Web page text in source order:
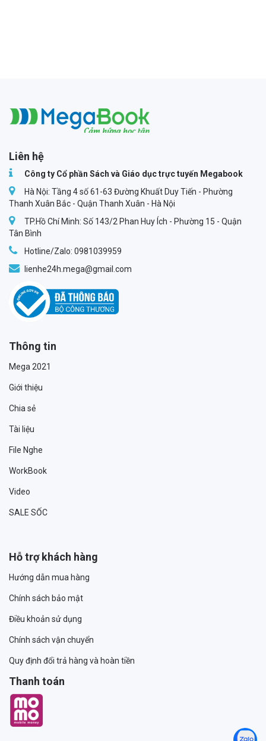
Liên hệ
Công ty Cổ phần Sách và Giáo dục trực tuyến Megabook
Hà Nội: Tầng 4 số 61-63 Đường Khuất Duy Tiến - Phường
Thanh Xuân Bắc - Quận Thanh Xuân - Hà Nội
TP.Hồ Chí Minh: Số 143/2 Phan Huy Ích - Phường 15 - Quận
Tân Bình
Hotline/Zalo: 0981039959
lienhe24h.mega@gmail.com
Thông tin
Mega 2021
Giới thiệu
Chia sẻ
Tài liệu
File Nghe
WorkBook
Video
SALE SỐC
Hỗ trợ khách hàng
Hướng dẫn mua hàng
Chính sách bảo mật
Điều khoản sử dụng
Chính sách vận chuyển
Quy định đổi trả hàng và hoàn tiền
Thanh toán